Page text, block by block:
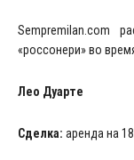
Sempremilan.com
«россонери» во
Лео Дуарте
Сделка: аренда на